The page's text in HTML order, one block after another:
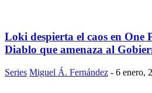
Loki despierta el caos en One
Diablo que amenaza al
Series Miguel Á. Fernández - 6 enero,